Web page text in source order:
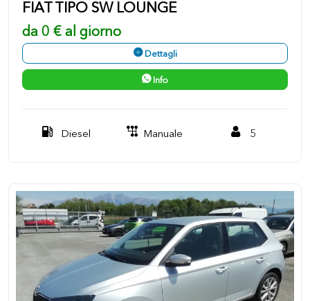
FIAT TIPO SW LOUNGE
da 0 € al giorno
Dettagli
Info
Diesel Manuale 5